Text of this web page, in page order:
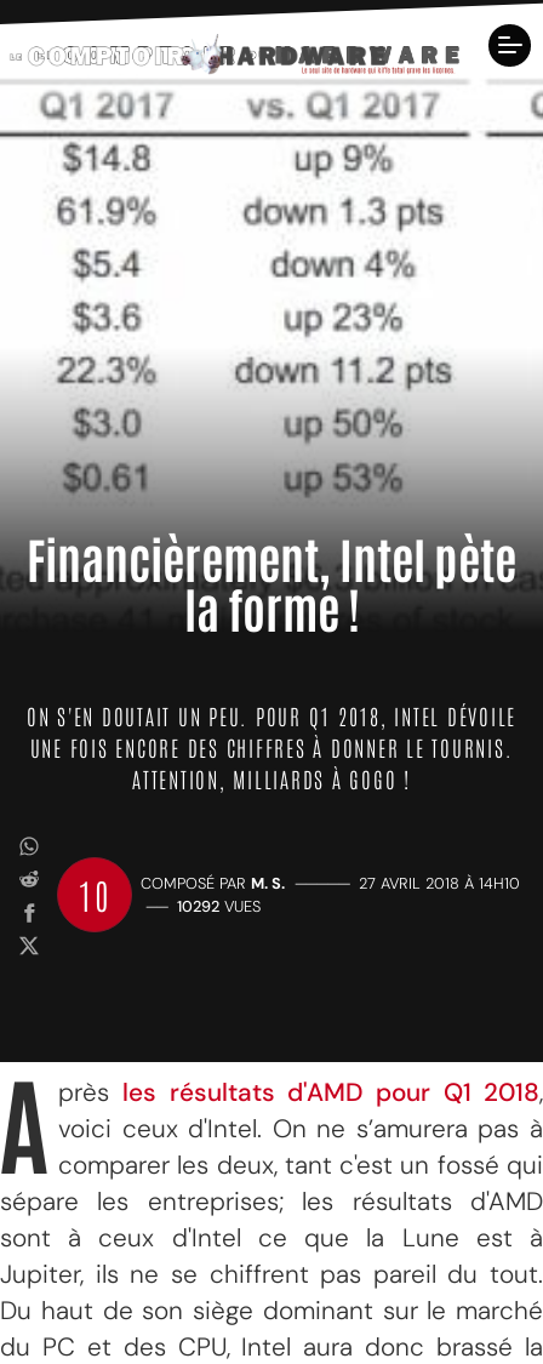
Financièrement, Intel pète
la forme !
ON S'EN DOUTAIT UN PEU. POUR Q1 2018, INTEL DÉVOILE
UNE FOIS ENCORE DES CHIFFRES À DONNER LE TOURNIS.
ATTENTION, MILLIARDS À GOGO !
10 COMPOSÉ PAR M. S. ————— 27 AVRIL 2018 À 14H10
—— 10292 VUES
A près les résultats d'AMD pour Q1 2018,
voici ceux d'Intel. On ne s’amurera pas à
comparer les deux, tant c'est un fossé qui
sépare les entreprises; les résultats d'AMD
sont à ceux d'Intel ce que la Lune est à
Jupiter, ils ne se chiffrent pas pareil du tout.
Du haut de son siège dominant sur le marché
du PC et des CPU, Intel aura donc brassé la